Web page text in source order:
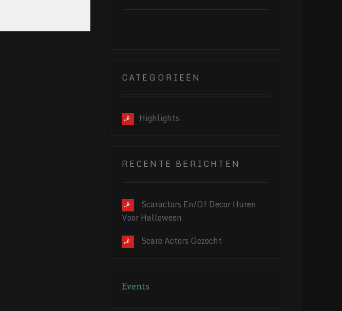
CATEGORIEËN
Highlights
RECENTE BERICHTEN
Scaractors En/of Decor Huren
Voor Halloween
Scare Actors Gezocht
Events